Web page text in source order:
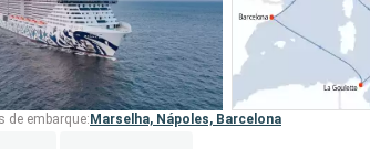
de embarque: Marselha, Nápoles, Barcelona